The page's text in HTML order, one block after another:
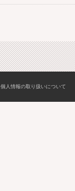
個人情報の取り扱いについて